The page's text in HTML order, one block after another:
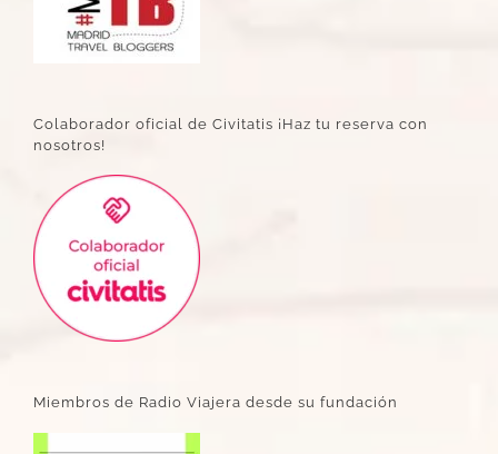
Colaborador oficial de Civitatis ¡Haz tu reserva con
nosotros!
Miembros de Radio Viajera desde su fundación